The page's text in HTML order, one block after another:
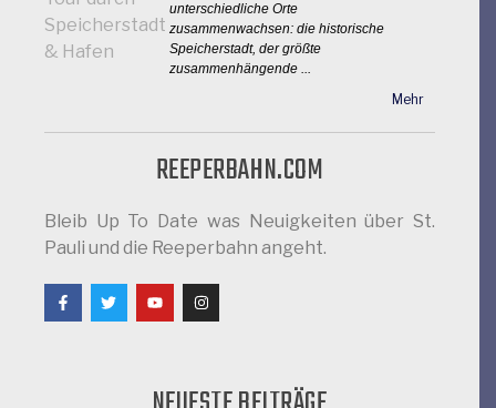
unterschiedliche Orte
zusammenwachsen: die historische
Speicherstadt, der größte
zusammenhängende ...
Mehr
REEPERBAHN.COM
Bleib Up To Date was Neuigkeiten über St.
Pauli und die Reeperbahn angeht.